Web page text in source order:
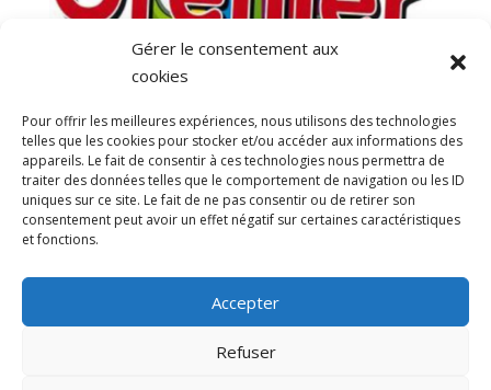
Gérer le consentement aux
cookies
Pour offrir les meilleures expériences, nous utilisons des technologies
telles que les cookies pour stocker et/ou accéder aux informations des
appareils. Le fait de consentir à ces technologies nous permettra de
traiter des données telles que le comportement de navigation ou les ID
uniques sur ce site. Le fait de ne pas consentir ou de retirer son
consentement peut avoir un effet négatif sur certaines caractéristiques
et fonctions.
Accepter
Refuser
Le F. C. Maurin organise son Vide Grenier du
printemps
parSKHIRI F.| 10 Mar, 2023|Actualités
Rendez-vous le Dimanche 16 Avril 2023 de 5 h à 15
h à la Place du Mail à MAURIN (Commune de
LATTES)Comme d’habitude vous trouverez Buvette
et Restauration rapide toute la journée Tarif de
l’emplacement de 5 m: 12 € Pour tout
renseignement et réservation,...